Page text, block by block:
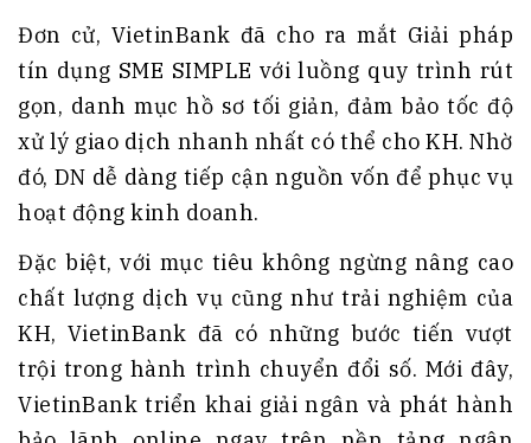
Đơn cử, VietinBank đã cho ra mắt Giải pháp
tín dụng SME SIMPLE với luồng quy trình rút
gọn, danh mục hồ sơ tối giản, đảm bảo tốc độ
xử lý giao dịch nhanh nhất có thể cho KH. Nhờ
đó, DN dễ dàng tiếp cận nguồn vốn để phục vụ
hoạt động kinh doanh.
Đặc biệt, với mục tiêu không ngừng nâng cao
chất lượng dịch vụ cũng như trải nghiệm của
KH, VietinBank đã có những bước tiến vượt
trội trong hành trình chuyển đổi số. Mới đây,
VietinBank triển khai giải ngân và phát hành